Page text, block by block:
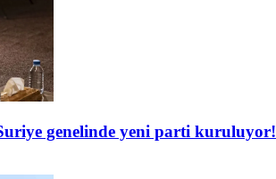
genelinde yeni parti kuruluyor!